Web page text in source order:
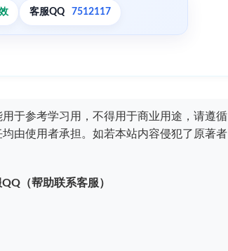
客服QQ 7512117
于参考学习用，不得用于商业用途，请遵循
由使用者承担。如若本站内容侵犯了原著者
（帮助联系客服）